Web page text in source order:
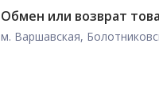
Обмен или возврат
м. Варшавская,